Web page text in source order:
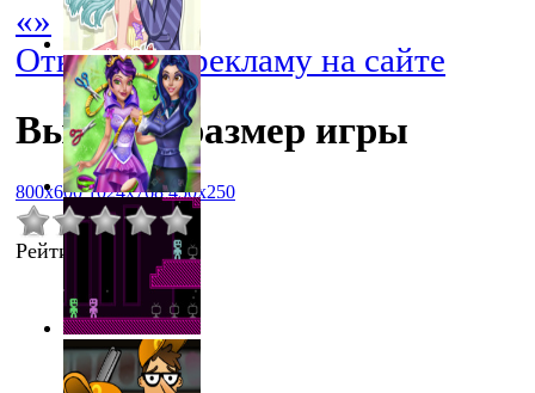
«»
Отключить рекламу на сайте
Выбрать размер игры
800x600 1024x768 450x250
Рейтинг